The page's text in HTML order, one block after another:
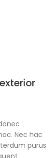
Nec hac
purus